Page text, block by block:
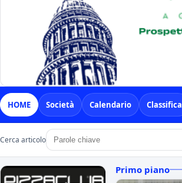
HOME Società Calendario Classifica
Cerca articolo
Primo piano